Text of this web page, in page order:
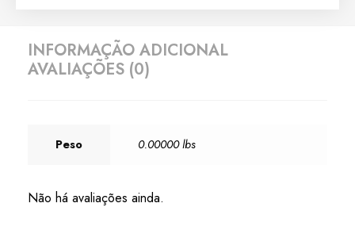
INFORMAÇÃO ADICIONAL
AVALIAÇÕES (0)
Peso 0.00000 lbs
Não há avaliações ainda.